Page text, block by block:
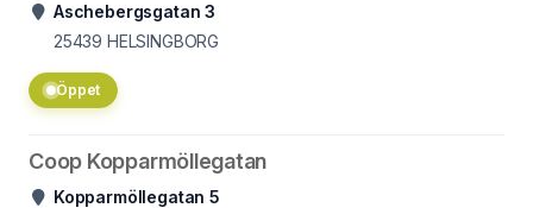
Aschebergsgatan 3
25439 HELSINGBORG
Öppet
Coop Kopparmöllegatan
Kopparmöllegatan 5